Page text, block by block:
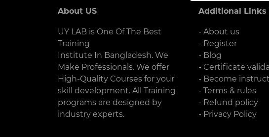
About US
UY LAB is One Of The Best
Training
Institute In Bangladesh. We
Make Professionals. We offer
High-Quality Courses for your
skill development. All Training
programs are designed by
industry experts.
Additional Links
- About us
- Register
- Blog
- Certificate
- Become
- Terms & rules
- Refund policy
- Privacy Policy